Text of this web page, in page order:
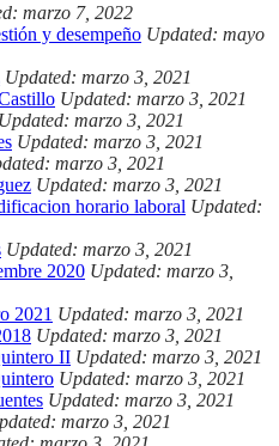
marzo 7, 2022
y desempeño Updated: mayo
Updated: marzo 3, 2021
Updated: marzo 3, 2021
Updated: marzo 3, 2021
Updated: marzo 3, 2021
marzo 3, 2021
Updated: marzo 3, 2021
horario laboral Updated:
Updated: marzo 3, 2021
2020 Updated: marzo 3,
2021 Updated: marzo 3, 2021
Updated: marzo 3, 2021
II Updated: marzo 3, 2021
Updated: marzo 3, 2021
Updated: marzo 3, 2021
marzo 3, 2021